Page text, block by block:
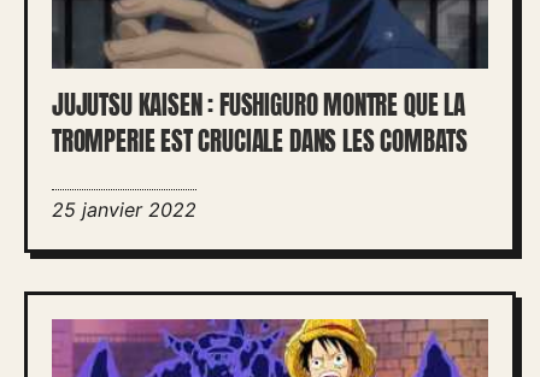
JUJUTSU KAISEN : FUSHIGURO MONTRE QUE LA
TROMPERIE EST CRUCIALE DANS LES COMBATS
25 janvier 2022